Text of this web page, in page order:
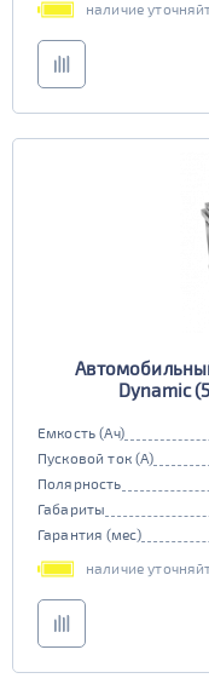
наличие
Dynamic
Емкость (Ач)
Пусковой ток (А)
Полярность
Габариты
Гарантия (мес)
наличие